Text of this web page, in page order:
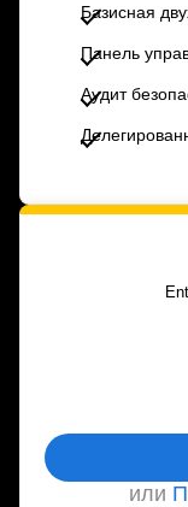
Базисная
Панель
Аудит
или